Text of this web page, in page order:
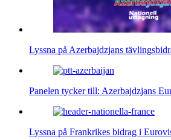
Lyssna på Azerbajdzjans
Panelen tycker till: Azerbajdzjans
Lyssna på Frankrikes bidrag i